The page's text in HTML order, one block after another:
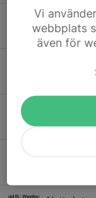
Tack för
16 apr,
10 apr,
31 mar,
Vi
webbplats
även för